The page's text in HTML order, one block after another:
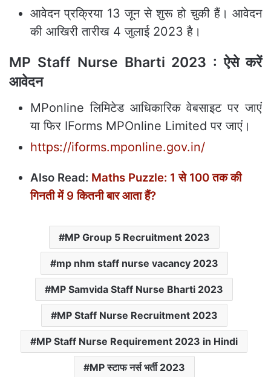
आवेदन प्रक्रिया 13 जून से शुरू हो चुकी हैं। आवेदन
की आखिरी तारीख 4 जुलाई 2023 है।
MP Staff Nurse Bharti 2023 : ऐसे करें
आवेदन
MPonline लिमिटेड आधिकारिक वेबसाइट पर जाएं
या फिर IForms MPOnline Limited पर जाएं।
https://iforms.mponline.gov.in/
Also Read: Maths Puzzle: 1 से 100 तक की
गिनती में 9 कितनी बार आता हैं?
MP Group 5 Recruitment 2023
mp nhm staff nurse vacancy 2023
MP Samvida Staff Nurse Bharti 2023
MP Staff Nurse Recruitment 2023
MP Staff Nurse Requirement 2023 in Hindi
MP स्टाफ नर्स भर्ती 2023